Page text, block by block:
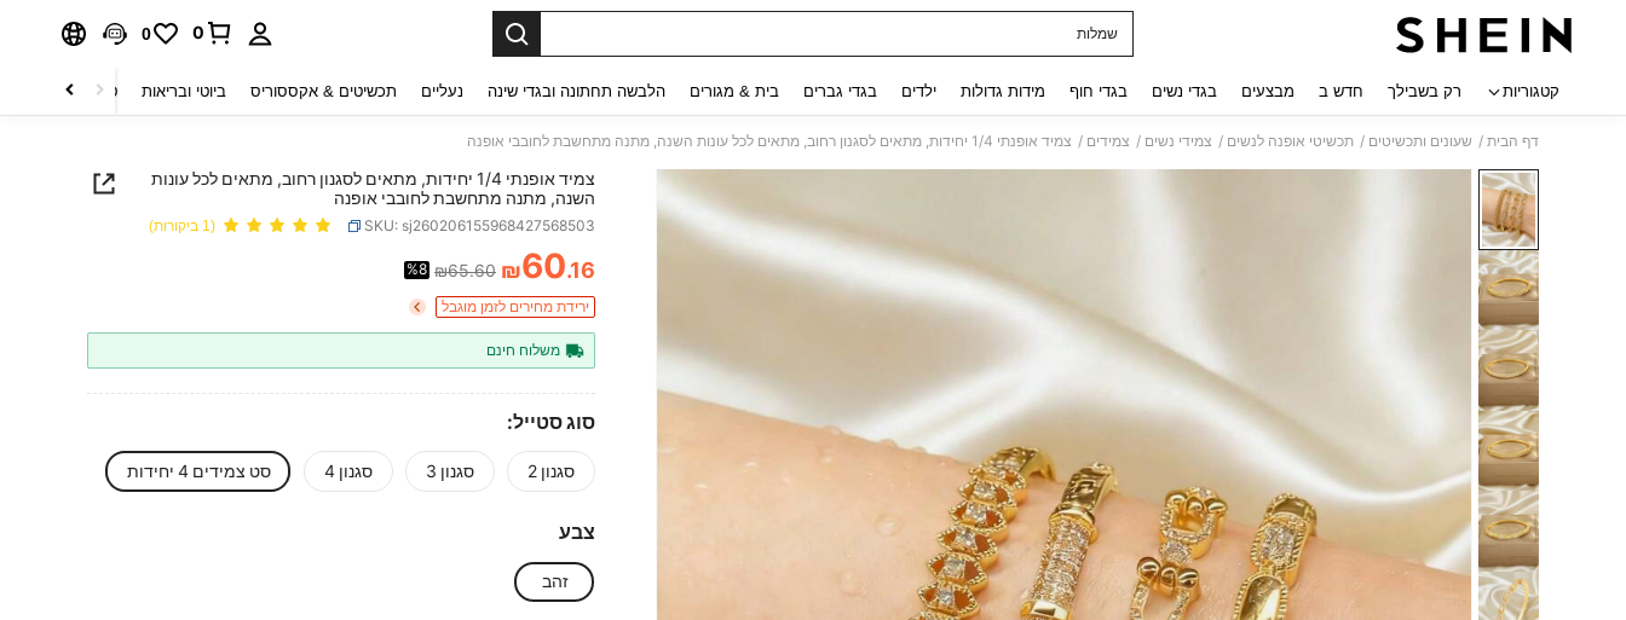
שמלות
0
0
קטגוריות רק בשבילך חדש ב מבצעים בגדי נשים בגדי חוף מידות גדולות ילדים בגדי גברים בית & מגורים הלבשה תחתונה ובגדי שינה נעליים תכשיטים & אקססוריס ביוטי ובריאות טקסטיל לבית
דף הבית / שעונים ותכשיטים / תכשיטי אופנה לנשים / צמידי נשים / צמידים / צמיד אופנתי 1/4 יחידות, מתאים לסגנון רחוב, מתאים לכל עונות השנה, מתנה מתחשבת לחובבי אופנה
צמיד אופנתי 1/4 יחידות, מתאים לסגנון רחוב, מתאים לכל עונות
השנה, מתנה מתחשבת לחובבי אופנה
SKU: sj260206155968427568503 (1 ביקורות)
PRICE AND AVAILABILITY
₪60.16
₪65.60
%8
ירידת מחירים לזמן מוגבל
משלוח חינם
סוג סטייל:
סגנון 2 סגנון 3 סגנון 4 סט צמידים 4 יחידות
צבע
זהב